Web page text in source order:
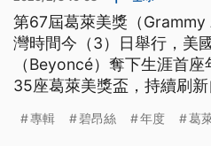
第67屆葛萊美獎（
灣時間今（3）日舉行，美
（Beyoncé）奪下生涯首
35座葛萊美獎盃，持續刷
掃年度歌曲等5項大獎，成
專輯 碧昂絲 年度 葛